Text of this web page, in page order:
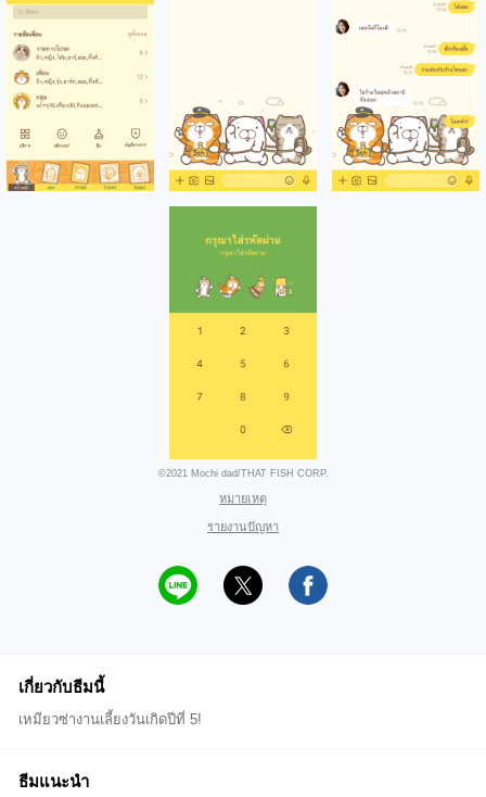
©2021 Mochi dad/THAT FISH CORP.
หมายเหตุ
รายงานปัญหา
เกี่ยวกับธีมนี้
เหมียวซ่างานเลี้ยงวันเกิดปีที่ 5!
ธีมแนะนำ